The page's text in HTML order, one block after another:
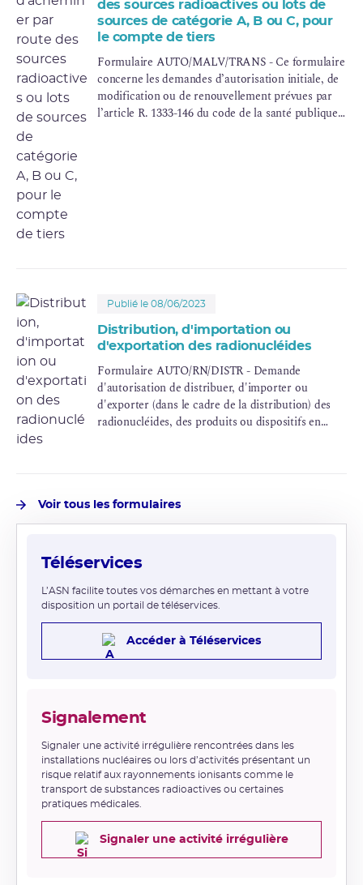
des sources radioactives ou lots de
sources de catégorie A, B ou C, pour
le compte de tiers
Formulaire AUTO/MALV/TRANS - Ce formulaire
concerne les demandes d’autorisation initiale, de
modification ou de renouvellement prévues par
l’article R. 1333-146 du code de la santé publique
Publié le 08/06/2023
Distribution, d'importation ou
d'exportation des radionucléides
Formulaire AUTO/RN/DISTR - Demande
d'autorisation de distribuer, d'importer ou
d'exporter (dans le cadre de la distribution) des
radionucléides, des produits ou dispositifs en
Voir tous les formulaires
Téléservices
L’ASN facilite toutes vos démarches en mettant à votre
disposition un portail de téléservices.
Accéder à Téléservices
Signalement
Signaler une activité irrégulière rencontrées dans les
installations nucléaires ou lors d’activités présentant un
risque relatif aux rayonnements ionisants comme le
transport de substances radioactives ou certaines
pratiques médicales.
Signaler une activité irrégulière